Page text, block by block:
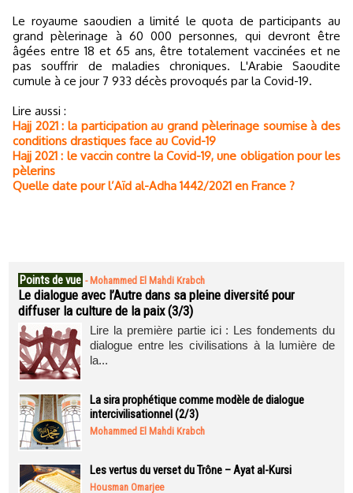
Le royaume saoudien a limité le quota de participants au
grand pèlerinage à 60 000 personnes, qui devront être
âgées entre 18 et 65 ans, être totalement vaccinées et ne
pas souffrir de maladies chroniques. L'Arabie Saoudite
cumule à ce jour 7 933 décès provoqués par la Covid-19.
Lire aussi :
Hajj 2021 : la participation au grand pèlerinage soumise à des
conditions drastiques face au Covid-19
Hajj 2021 : le vaccin contre la Covid-19, une obligation pour les
pèlerins
Quelle date pour l’Aïd al-Adha 1442/2021 en France ?
Points de vue - Mohammed El Mahdi Krabch
Le dialogue avec l’Autre dans sa pleine diversité pour
diffuser la culture de la paix (3/3)
Lire la première partie ici : Les fondements du
dialogue entre les civilisations à la lumière de
la...
La sira prophétique comme modèle de dialogue
intercivilisationnel (2/3)
Mohammed El Mahdi Krabch
Les vertus du verset du Trône – Ayat al-Kursi
Housman Omarjee